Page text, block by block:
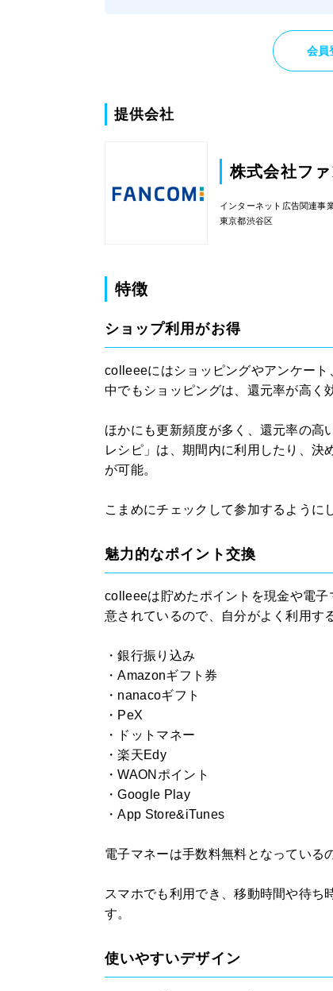
し、ネットショッピングを日頃からよく利
れる方にはおすすめだと思います。
加えアンケートもあるので普段のように買
しかし、逆にネットショッピングをしない
げないですし、アンケートだけではあま
時間がかかるので割に合わないと思います
会員
提供会社
株式会社フ
インターネット広告関連
東京都渋谷区
特徴
ショップ利用がお得
colleeeにはショッピングやアンケート
中でもショッピングは、還元率が高く
ほかにも更新頻度が多く、還元率の高
レシピ」は、期間内に利用したり、決
が可能。
こまめにチェックして参加するように
魅力的なポイント交換
colleeeは貯めたポイントを現金や電子
意されているので、自分がよく利用す
・銀行振り込み
・Amazonギフト券
・nanacoギフト
・PeX
・ドットマネー
・楽天Edy
・WAONポイント
・Google Play
・App Store&iTunes
電子マネーは手数料無料となっている
スマホでも利用でき、移動時間や待ち
す。
使いやすいデザイン